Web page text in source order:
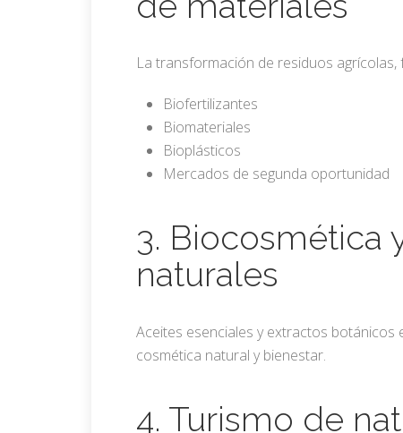
La transformación de residuos
Biofertilizantes
Biomateriales
Bioplásticos
Mercados de segunda oportunidad
3. Biocosmética
naturales
Aceites esenciales y extractos
cosmética natural y bienestar.
4. Turismo de